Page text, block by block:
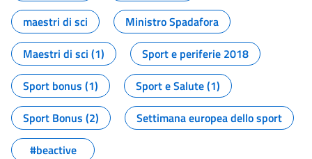
maestri di sci
Ministro Spadafora
Maestri di sci (1)
Sport e periferie 2018
Sport bonus (1)
Sport e Salute (1)
Sport Bonus (2)
Settimana europea dello sport
#beactive